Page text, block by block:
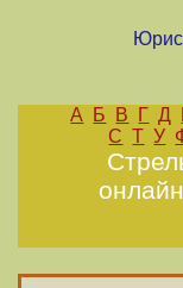
А Б В Г Д
С Т У